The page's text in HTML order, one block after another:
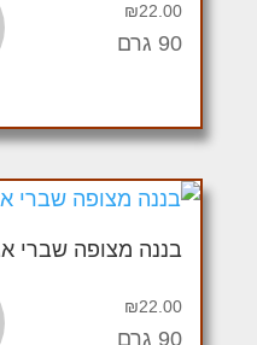
₪22.00
90 גרם
בננה מצופה שברי
₪22.00
90 גרם